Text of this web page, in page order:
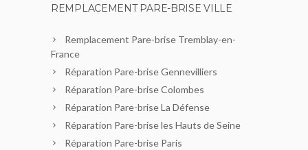
REMPLACEMENT PARE-BRISE VILLE
Remplacement Pare-brise Tremblay-en-
France
Réparation Pare-brise Gennevilliers
Réparation Pare-brise Colombes
Réparation Pare-brise La Défense
Réparation Pare-brise les Hauts de Seine
Réparation Pare-brise Paris